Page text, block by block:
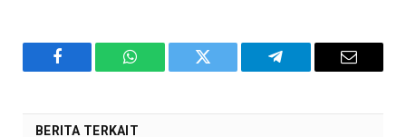
Facebook WhatsAppTwitter Telegram Email
BERITA TERKAIT